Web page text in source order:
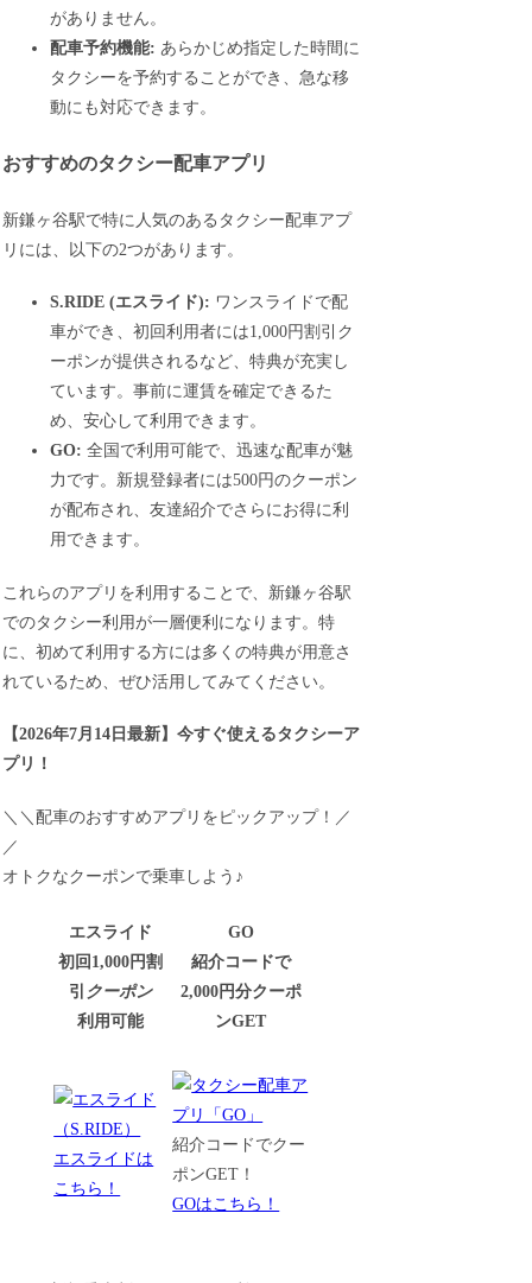
がありません。
配車予約機能: あらかじめ指定した時間に
タクシーを予約することができ、急な移
動にも対応できます。
おすすめのタクシー配車アプリ
新鎌ヶ谷駅で特に人気のあるタクシー配車アプ
リには、以下の2つがあります。
S.RIDE (エスライド): ワンスライドで配
車ができ、初回利用者には1,000円割引ク
ーポンが提供されるなど、特典が充実し
ています。事前に運賃を確定できるた
め、安心して利用できます。
GO: 全国で利用可能で、迅速な配車が魅
力です。新規登録者には500円のクーポン
が配布され、友達紹介でさらにお得に利
用できます。
これらのアプリを利用することで、新鎌ヶ谷駅
でのタクシー利用が一層便利になります。特
に、初めて利用する方には多くの特典が用意さ
れているため、ぜひ活用してみてください。
【2026年7月14日最新】今すぐ使えるタクシーア
プリ！
＼＼配車のおすすめアプリをピックアップ！／
／
オトクなクーポンで乗車しよう♪
エスライド
初回1,000円割
引 クーポン
利用可能
GO
紹介コードで
2,000円分クーポ
ンGET
エスライドは
こちら！
紹介コードでクー
ポンGET！
GOはこちら！